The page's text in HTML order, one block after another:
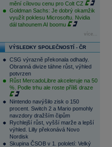
mění cílovou cenu pro Colt CZ
Goldman Sachs: Je dobrý okamžik
využít poklesu Microsoftu. Nvidia
dál tahounem AI boomu
více...
VÝSLEDKY SPOLEČNOSTÍ - ČR
CSG výrazně překonala odhady.
Obranná divize táhne růst, výhled
potvrzen
Růst MercadoLibre akceleruje na 50
%. Podle trhu ale roste příliš draze
Nintendo navýšilo zisk o 150
procent. Switch 2 a Mario pomohly
navzdory dražším čipům
Rychlejší růst, vyšší marže a lepší
výhled. Lilly překonává Novo
Nordisk
Skupina ČSOB v 1. pololetí: Velký